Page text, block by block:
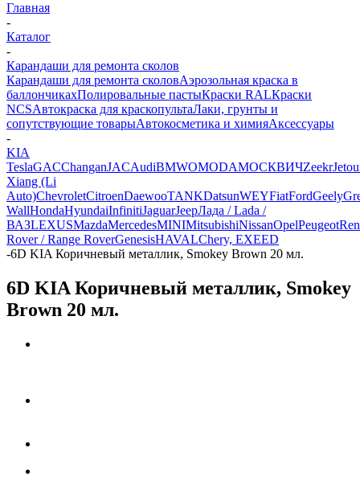
Главная
-
Каталог
-
Карандаши для ремонта сколов
Карандаши для ремонта сколовАэрозольная краска в
баллончикахПолировальные пастыКраски RALКраски
NCSАвтокраска для краскопультаЛаки, грунты и
сопутствующие товарыАвтокосметика и химияАксессуары
-
KIA
TeslaGACChanganJACAudiBMWOMODAМОСКВИЧZeekr
Xiang (Li
Auto)ChevroletCitroenDaewooTANKDatsunWEYFiatFordGeely
WallHondaHyundaiInfinitiJaguarJeepЛада / Lada /
ВАЗLEXUSMazdaMercedesMINIMitsubishiNissanOpelPeugeot
Rover / Range RoverGenesisHAVALChery, EXEED
-6D KIA Коричневый металлик, Smokey Brown 20 мл.
6D KIA Коричневый металлик, Smokey
Brown 20 мл.